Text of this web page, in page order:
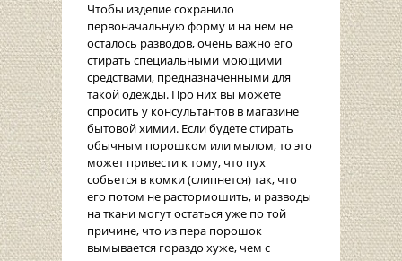
Чтобы изделие сохранило
первоначальную форму и на нем не
осталось разводов, очень важно его
стирать специальными моющими
средствами, предназначенными для
такой одежды. Про них вы можете
спросить у консультантов в магазине
бытовой химии. Если будете стирать
обычным порошком или мылом, то это
может привести к тому, что пух
собьется в комки (слипнется) так, что
его потом не растормошить, и разводы
на ткани могут остаться уже по той
причине, что из пера порошок
вымывается гораздо хуже, чем с